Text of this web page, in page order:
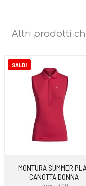
Altri prodotti
SALDI
MONTURA SUMMER
CANOTTA DONNA